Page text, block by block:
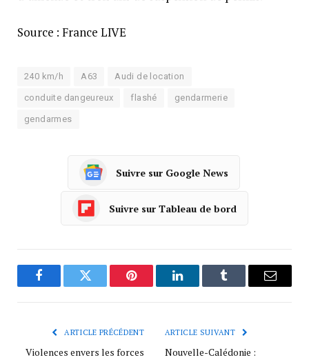
Source : France LIVE
240 km/h A63 Audi de location
conduite dangeureux flashé gendarmerie
gendarmes
Suivre sur Google News
Suivre sur Tableau de bord
FacebookTwitter Pinterest LinkedInTumblr
ARTICLE PRÉCÉDENT
Violences envers les forces
ARTICLE SUIVANT
Nouvelle-Calédonie :